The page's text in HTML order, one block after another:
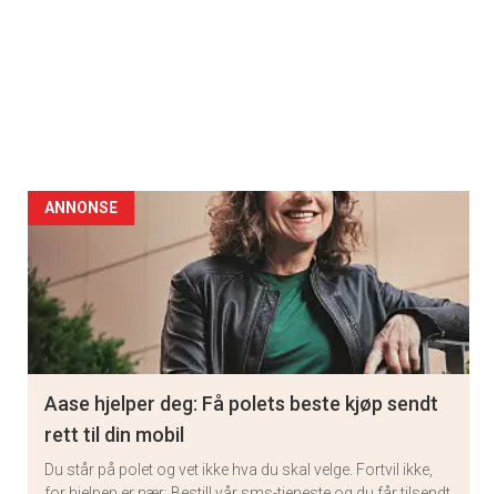
ANNONSE
Aase hjelper deg: Få polets beste kjøp sendt
rett til din mobil
Du står på polet og vet ikke hva du skal velge. Fortvil ikke,